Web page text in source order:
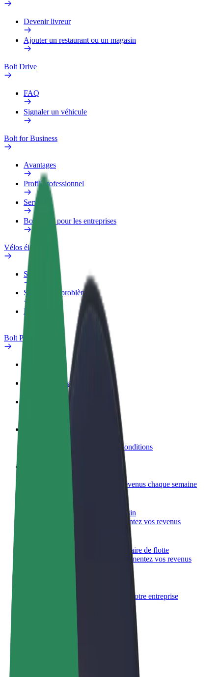
Devenir livreur
Ajouter un restaurant ou un magasin
Bolt Drive
FAQ
Signaler un véhicule
Bolt for Business
Avantages
Profil professionnel
Services
Bolt Food pour les entreprises
Vélos électriques
Safety Lab
Signaler un problème
FAQ
Bolt Plus
Comment s'inscrire
Générez des revenus selon vos conditions
Livrez des repas et générez des revenus chaque semaine
Ajouter un restaurant ou un magasin
Atteignez plus de clients et augmentez vos revenus
Inscrivez-vous en tant que propriétaire de flotte
Ajoutez votre flotte sur Bolt et augmentez vos revenus
Bolt for Business
Produits et services Bolt adaptés à votre entreprise